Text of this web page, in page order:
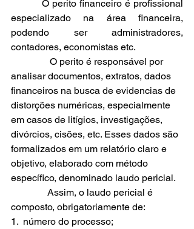
especializado na área financeira,
podendo ser administradores,
contadores, economistas etc.
analisar documentos, extratos, dados
financeiros na busca de evidencias de
distorções numéricas, especialmente
em casos de litígios, investigações,
divórcios, cisões, etc. Esses dados são
formalizados em um relatório claro e
objetivo, elaborado com método
específico, denominado laudo pericial.
composto, obrigatoriamente de:
1.  número do processo;